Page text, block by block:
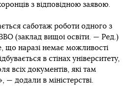
з відповідною заявою.
саботаж роботи одного з
(заклад вищої освіти. — Ред.)
що наразі немає можливості
в стінах університету,
всіх документів, які там
— додали в міністерстві.